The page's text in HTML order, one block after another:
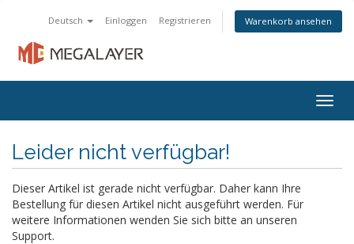
Deutsch Einloggen Registrieren Warenkorb ansehen
Leider nicht verfügbar!
Dieser Artikel ist gerade nicht verfügbar. Daher kann Ihre
Bestellung für diesen Artikel nicht ausgeführt werden. Für
weitere Informationen wenden Sie sich bitte an unseren
Support.